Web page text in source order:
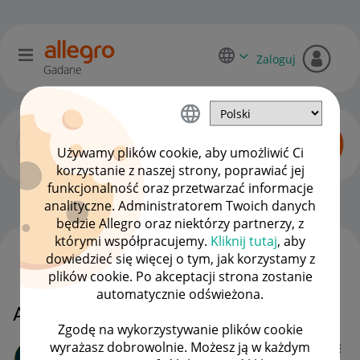
Używamy plików cookie, aby umożliwić Ci
korzystanie z naszej strony, poprawiać jej
funkcjonalność oraz przetwarzać informacje
analityczne. Administratorem Twoich danych
będzie Allegro oraz niektórzy partnerzy, z
którymi współpracujemy. Kliknij tutaj, aby
dowiedzieć się więcej o tym, jak korzystamy z
plików cookie. Po akceptacji strona zostanie
automatycznie odświeżona.
Zgodę na wykorzystywanie plików cookie
wyrażasz dobrowolnie. Możesz ją w każdym
Gadane
Zaloguj
Allegro Pay OPCJE
Allegro Pay spłacone
Client:28293063
WSZYSTKIE TEMATY